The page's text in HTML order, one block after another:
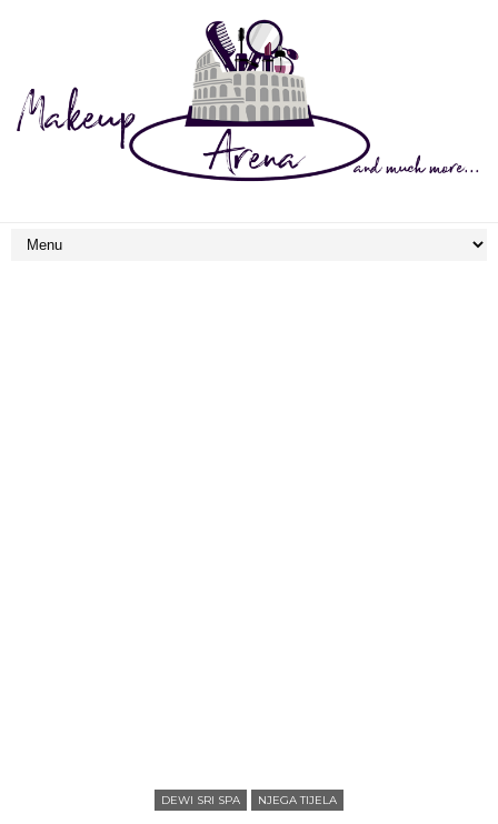
DEWI SRI SPA NJEGA TIJELA